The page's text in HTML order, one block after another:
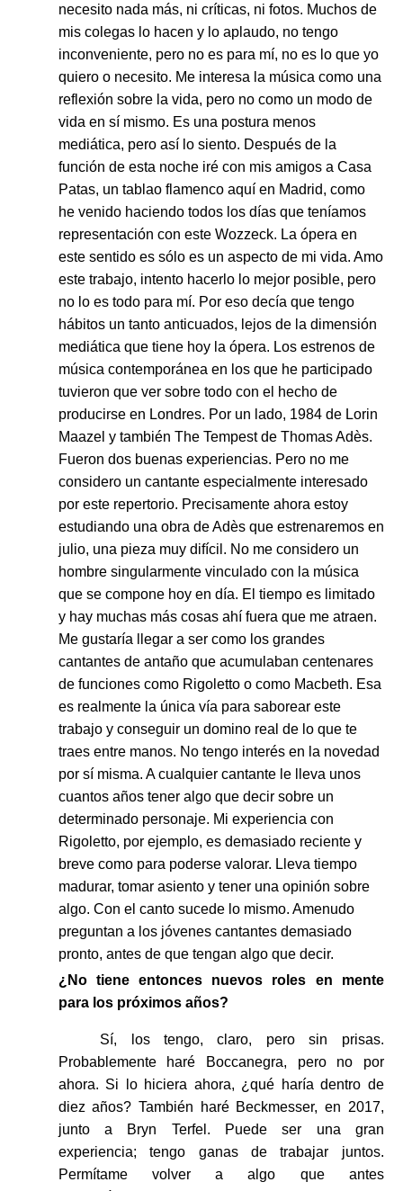
necesito nada más, ni críticas, ni fotos. Muchos de
mis colegas lo hacen y lo aplaudo, no tengo
inconveniente, pero no es para mí, no es lo que yo
quiero o necesito. Me interesa la música como una
reflexión sobre la vida, pero no como un modo de
vida en sí mismo. Es una postura menos
mediática, pero así lo siento. Después de la
función de esta noche iré con mis amigos a Casa
Patas, un tablao flamenco aquí en Madrid, como
he venido haciendo todos los días que teníamos
representación con este Wozzeck. La ópera en
este sentido es sólo es un aspecto de mi vida. Amo
este trabajo, intento hacerlo lo mejor posible, pero
no lo es todo para mí. Por eso decía que tengo
hábitos un tanto anticuados, lejos de la dimensión
mediática que tiene hoy la ópera. Los estrenos de
música contemporánea en los que he participado
tuvieron que ver sobre todo con el hecho de
producirse en Londres. Por un lado, 1984 de Lorin
Maazel y también The Tempest de Thomas Adès.
Fueron dos buenas experiencias. Pero no me
considero un cantante especialmente interesado
por este repertorio. Precisamente ahora estoy
estudiando una obra de Adès que estrenaremos en
julio, una pieza muy difícil. No me considero un
hombre singularmente vinculado con la música
que se compone hoy en día. El tiempo es limitado
y hay muchas más cosas ahí fuera que me atraen.
Me gustaría llegar a ser como los grandes
cantantes de antaño que acumulaban centenares
de funciones como Rigoletto o como Macbeth. Esa
es realmente la única vía para saborear este
trabajo y conseguir un domino real de lo que te
traes entre manos. No tengo interés en la novedad
por sí misma. A cualquier cantante le lleva unos
cuantos años tener algo que decir sobre un
determinado personaje. Mi experiencia con
Rigoletto, por ejemplo, es demasiado reciente y
breve como para poderse valorar. Lleva tiempo
madurar, tomar asiento y tener una opinión sobre
algo. Con el canto sucede lo mismo. Amenudo
preguntan a los jóvenes cantantes demasiado
pronto, antes de que tengan algo que decir.
¿No tiene entonces nuevos roles en mente
para los próximos años?
Sí, los tengo, claro, pero sin prisas.
Probablemente haré Boccanegra, pero no por
ahora. Si lo hiciera ahora, ¿qué haría dentro de
diez años? También haré Beckmesser, en 2017,
junto a Bryn Terfel. Puede ser una gran
experiencia; tengo ganas de trabajar juntos.
Permítame volver a algo que antes